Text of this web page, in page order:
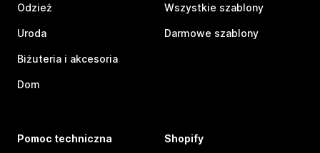
Odzież
Uroda
Biżuteria i akcesoria
Dom
Wszystkie szablony
Darmowe szablony
Pomoc techniczna Shopify